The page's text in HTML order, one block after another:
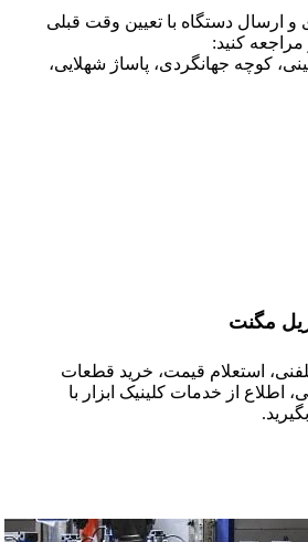
ارسال دستگاه با تعیین وقت قبلی
مراجعه کنید:
کوچه جهانگردی، پاساژ شهلایی،
مگنت
استعلام قیمت،‌ خرید قطعات
اطلاع از خدمات کلینیک ابزار با